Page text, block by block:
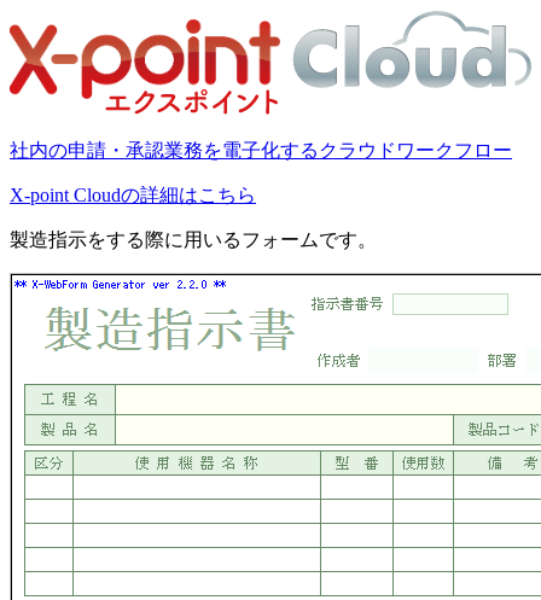
社内の申請・承認業務を電子化するクラウドワークフロー
X-point Cloudの詳細はこちら
製造指示をする際に用いるフォームです。